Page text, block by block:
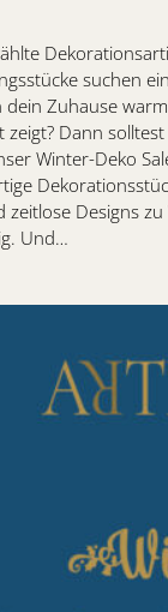
suchen
dein Zuhause
zeigt? Dann
Winter-Deko
zeitlose Designs
Und…